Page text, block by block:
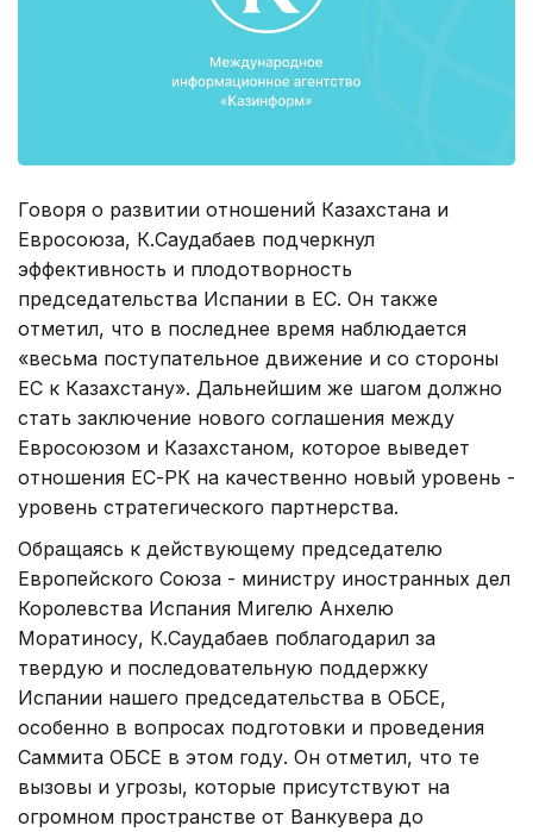
Говоря о развитии отношений Казахстана и
Евросоюза, К.Саудабаев подчеркнул
эффективность и плодотворность
председательства Испании в ЕС. Он также
отметил, что в последнее время наблюдается
«весьма поступательное движение и со стороны
ЕС к Казахстану». Дальнейшим же шагом должно
стать заключение нового соглашения между
Евросоюзом и Казахстаном, которое выведет
отношения ЕС-РК на качественно новый уровень -
уровень стратегического партнерства.
Обращаясь к действующему председателю
Европейского Союза - министру иностранных дел
Королевства Испания Мигелю Анхелю
Моратиносу, К.Саудабаев поблагодарил за
твердую и последовательную поддержку
Испании нашего председательства в ОБСЕ,
особенно в вопросах подготовки и проведения
Саммита ОБСЕ в этом году. Он отметил, что те
вызовы и угрозы, которые присутствуют на
огромном пространстве от Ванкувера до